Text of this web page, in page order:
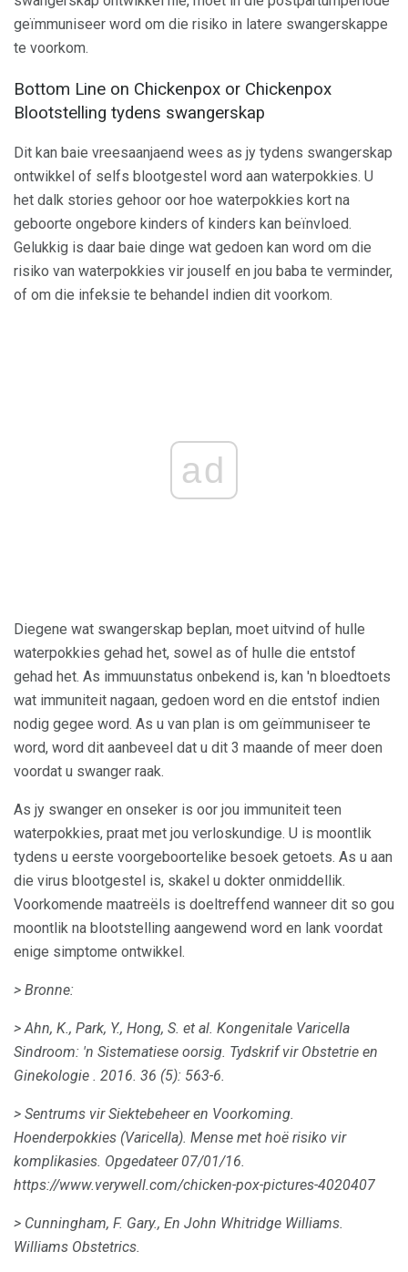
geïmmuniseer word om die risiko in latere swangerskappe
te voorkom.
Bottom Line on Chickenpox or Chickenpox
Blootstelling tydens swangerskap
Dit kan baie vreesaanjaend wees as jy tydens swangerskap
ontwikkel of selfs blootgestel word aan waterpokkies. U
het dalk stories gehoor oor hoe waterpokkies kort na
geboorte ongebore kinders of kinders kan beïnvloed.
Gelukkig is daar baie dinge wat gedoen kan word om die
risiko van waterpokkies vir jouself en jou baba te verminder,
of om die infeksie te behandel indien dit voorkom.
ad
Diegene wat swangerskap beplan, moet uitvind of hulle
waterpokkies gehad het, sowel as of hulle die entstof
gehad het. As immuunstatus onbekend is, kan 'n bloedtoets
wat immuniteit nagaan, gedoen word en die entstof indien
nodig gegee word. As u van plan is om geïmmuniseer te
word, word dit aanbeveel dat u dit 3 maande of meer doen
voordat u swanger raak.
As jy swanger en onseker is oor jou immuniteit teen
waterpokkies, praat met jou verloskundige. U is moontlik
tydens u eerste voorgeboortelike besoek getoets. As u aan
die virus blootgestel is, skakel u dokter onmiddellik.
Voorkomende maatreëls is doeltreffend wanneer dit so gou
moontlik na blootstelling aangewend word en lank voordat
enige simptome ontwikkel.
> Bronne:
> Ahn, K., Park, Y., Hong, S. et al. Kongenitale Varicella
Sindroom: 'n Sistematiese oorsig. Tydskrif vir Obstetrie en
Ginekologie . 2016. 36 (5): 563-6.
> Sentrums vir Siektebeheer en Voorkoming.
Hoenderpokkies (Varicella). Mense met hoë risiko vir
komplikasies. Opgedateer 07/01/16.
https://www.verywell.com/chicken-pox-pictures-4020407
> Cunningham, F. Gary., En John Whitridge Williams.
Williams Obstetrics.